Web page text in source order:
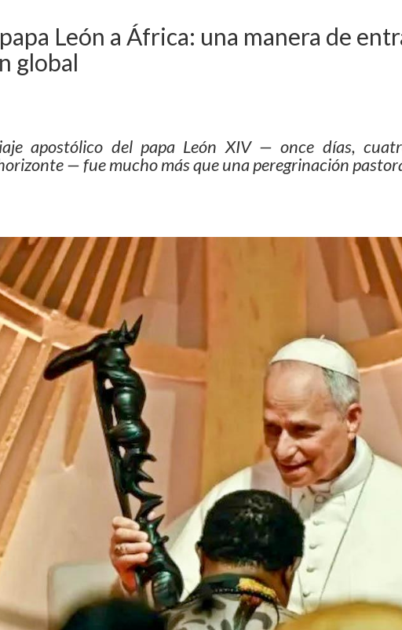
León a África: una manera de
global
apostólico del papa León XIV — once días,
— fue mucho más que una peregrinación